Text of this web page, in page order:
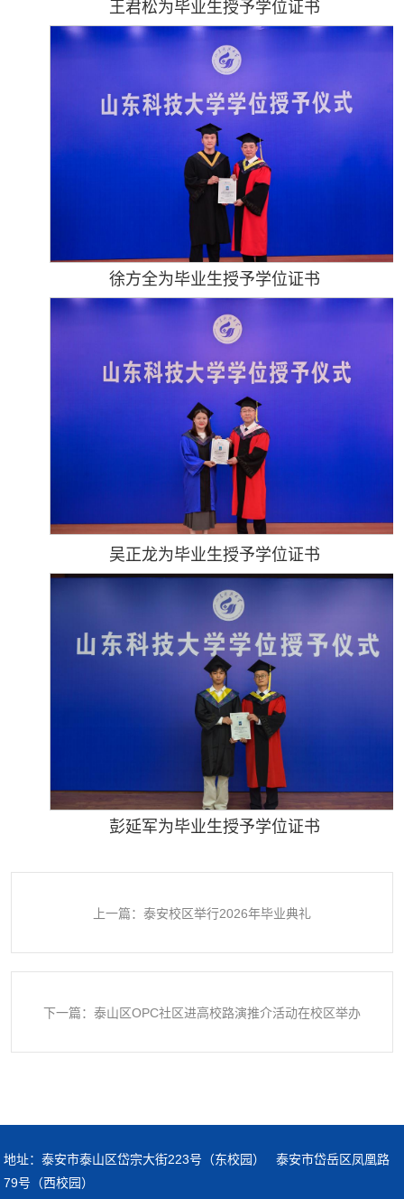
王君松为毕业生授予学位证书
徐方全为毕业生授予学位证书
吴正龙为毕业生授予学位证书
彭延军为毕业生授予学位证书
上一篇：泰安校区举行2026年毕业典礼
下一篇：泰山区OPC社区进高校路演推介活动在校区举办
地址：泰安市泰山区岱宗大街223号（东校园） 泰安市岱岳区凤凰路
79号（西校园）